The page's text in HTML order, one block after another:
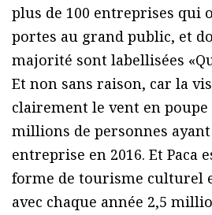
plus de 100 entreprises qui
portes au grand public, et
majorité sont labellisées
Et non sans raison, car la
clairement le vent en poupe
millions de personnes
entreprise en 2016. Et Paca
forme de tourisme culturel
avec chaque année 2,5